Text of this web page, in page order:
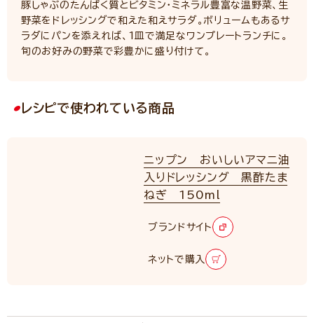
豚しゃぶのたんぱく質とビタミン・ミネラル豊富な温野菜、生
野菜をドレッシングで和えた和えサラダ。ボリュームもあるサ
ラダにパンを添えれば、1皿で満足なワンプレートランチに。
旬のお好みの野菜で彩豊かに盛り付けて。
レシピで使われている商品
ニップン おいしいアマニ油
入りドレッシング 黒酢たま
ねぎ 150ml
ブランドサイト
ネットで購入